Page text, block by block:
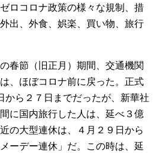
ロコロナ政策の様々な規制、措
出、外食、娯楽、買い物、旅行
春節（旧正月）期間、交通機関
、ほぼコロナ前に戻った。正式
から２７日までだったが、新華社
に国内旅行した人は、延べ３億
の大型連休は、４月２９日から
ーデー連休」だ。この時は、延